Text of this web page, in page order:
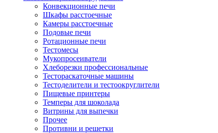
Конвекционные печи
Шкафы расстоечные
Камеры расстоечные
Подовые печи
Ротационные печи
Тестомесы
Мукопросеиватели
Хлеборезки профессиональные
Тестораскаточные машины
Тестоделители и тестоокруглители
Пищевые принтеры
Темперы для шоколада
Витрины для выпечки
Прочее
Противни и решетки